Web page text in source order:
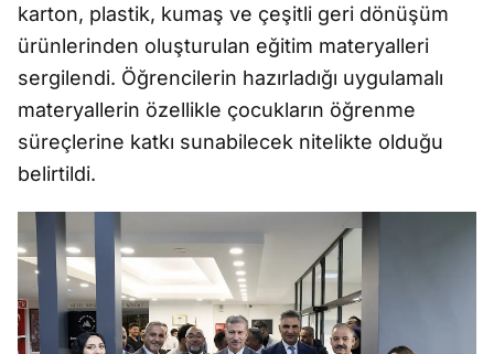
karton, plastik, kumaş ve çeşitli geri dönüşüm
ürünlerinden oluşturulan eğitim materyalleri
sergilendi. Öğrencilerin hazırladığı uygulamalı
materyallerin özellikle çocukların öğrenme
süreçlerine katkı sunabilecek nitelikte olduğu
belirtildi.